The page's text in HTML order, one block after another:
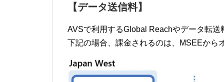
【データ送信料】
AVSで利用するGlobal Reachやデータ転送
下記の場合、課金されるのは、MSEEから